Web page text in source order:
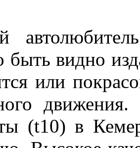
быть видно
или
(t10) в